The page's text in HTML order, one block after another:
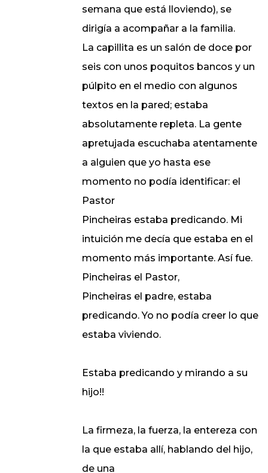
semana que está lloviendo), se
dirigía a acompañar a la familia.
La capillita es un salón de doce por
seis con unos poquitos bancos y un
púlpito en el medio con algunos
textos en la pared; estaba
absolutamente repleta. La gente
apretujada escuchaba atentamente
a alguien que yo hasta ese
momento no podía identificar: el
Pastor
Pincheiras estaba predicando. Mi
intuición me decía que estaba en el
momento más importante. Así fue.
Pincheiras el Pastor,
Pincheiras el padre, estaba
predicando. Yo no podía creer lo que
estaba viviendo.
Estaba predicando y mirando a su
hijo!!
La firmeza, la fuerza, la entereza con
la que estaba allí, hablando del hijo,
de una